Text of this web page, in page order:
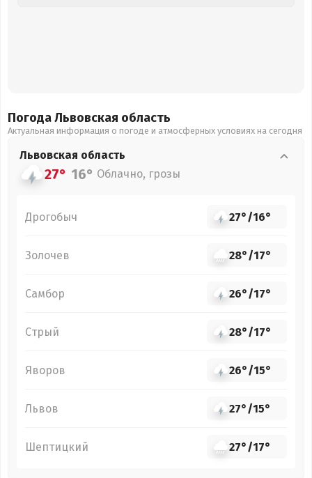
Погода Львовская область
Актуальная информация о погоде и атмосферных условиях на сегодня
Львовская область
27° 16° Облачно, грозы
Дрогобыч 27°/16°
Золочев 28°/17°
Самбор 26°/17°
Стрый 28°/17°
Яворов 26°/15°
Львов 27°/15°
Шептицкий 27°/17°